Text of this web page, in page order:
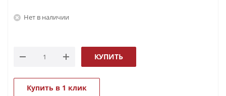
Нет в наличии
КУПИТЬ
Купить в 1 клик